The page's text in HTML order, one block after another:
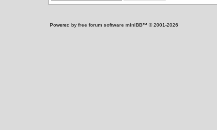
Powered by free forum software miniBB™ © 2001-2026